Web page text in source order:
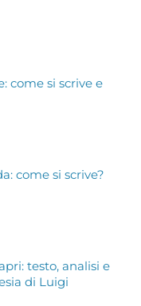
come si scrive e
come si scrive?
testo, analisi e
di Luigi